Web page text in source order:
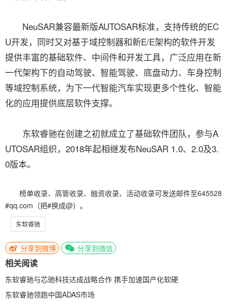
NeuSAR兼容最新版AUTOSAR标准，支持传统的EC
U开发，同时又对基于域控制器和新E/E架构的软件开发
提供丰富的基础软件、中间件和开发工具，广泛应用在新
一代架构下的自动驾驶、智能驾驶、底盘动力、车身控制
等域控制系统，为下一代智能汽车实现更多个性化、智能
化的应用提供底层软件支撑。
东软睿驰在创建之初就成立了基础软件团队，参与A
UTOSAR组织，2018年起相继发布NeuSAR 1.0、2.0及3.
0版本。
榜单收录、高管收录、融资收录、活动收录可发送邮件至645528
#qq.com（把#换成@）。
东软睿驰
分享到微博 分享到微信
相关阅读
东软睿驰与芯驰科技达成战略合作 携手加速国产化软硬
东软睿驰领跑中国ADAS市场